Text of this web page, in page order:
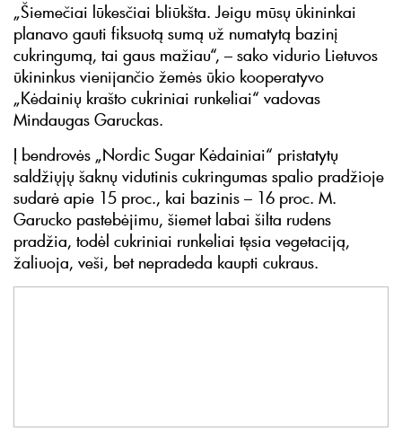
„Šiemečiai lūkesčiai bliūkšta. Jeigu mūsų ūkininkai
planavo gauti fiksuotą sumą už numatytą bazinį
cukringumą, tai gaus mažiau“, – sako vidurio Lietuvos
ūkininkus vienijančio žemės ūkio kooperatyvo
„Kėdainių krašto cukriniai runkeliai“ vadovas
Mindaugas Garuckas.
Į bendrovės „Nordic Sugar Kėdainiai“ pristatytų
saldžiųjų šaknų vidutinis cukringumas spalio pradžioje
sudarė apie 15 proc., kai bazinis – 16 proc. M.
Garucko pastebėjimu, šiemet labai šilta rudens
pradžia, todėl cukriniai runkeliai tęsia vegetaciją,
žaliuoja, veši, bet nepradeda kaupti cukraus.